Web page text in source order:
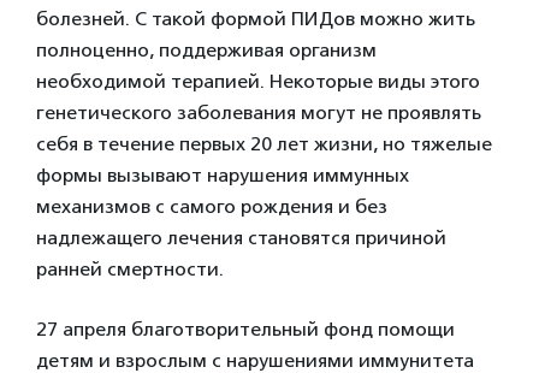
болезней. С такой формой ПИДов можно жить
полноценно, поддерживая организм
необходимой терапией. Некоторые виды этого
генетического заболевания могут не проявлять
себя в течение первых 20 лет жизни, но тяжелые
формы вызывают нарушения иммунных
механизмов с самого рождения и без
надлежащего лечения становятся причиной
ранней смертности.
27 апреля благотворительный фонд помощи
детям и взрослым с нарушениями иммунитета